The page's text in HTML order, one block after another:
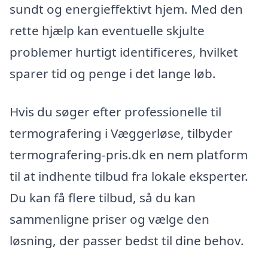
sundt og energieffektivt hjem. Med den
rette hjælp kan eventuelle skjulte
problemer hurtigt identificeres, hvilket
sparer tid og penge i det lange løb.
Hvis du søger efter professionelle til
termografering i Væggerløse, tilbyder
termografering-pris.dk en nem platform
til at indhente tilbud fra lokale eksperter.
Du kan få flere tilbud, så du kan
sammenligne priser og vælge den
løsning, der passer bedst til dine behov.